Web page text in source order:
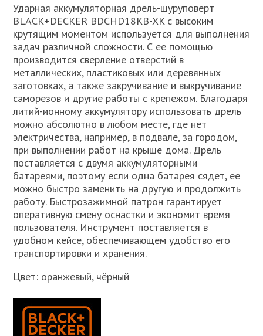
Ударная аккумуляторная дрель-шуруповерт
BLACK+DECKER BDCHD18KB-XK с высоким
крутящим моментом используется для выполнения
задач различной сложности. С ее помощью
производится сверление отверстий в
металлических, пластиковых или деревянных
заготовках, а также закручивание и выкручивание
саморезов и другие работы с крепежом. Благодаря
литий-ионному аккумулятору использовать дрель
можно абсолютно в любом месте, где нет
электричества, например, в подвале, за городом,
при выполнении работ на крыше дома. Дрель
поставляется с двумя аккумуляторными
батареями, поэтому если одна батарея сядет, ее
можно быстро заменить на другую и продолжить
работу. Быстрозажимной патрон гарантирует
оперативную смену оснастки и экономит время
пользователя. Инструмент поставляется в
удобном кейсе, обеспечивающем удобство его
транспортировки и хранения.
Цвет: оранжевый, чёрный